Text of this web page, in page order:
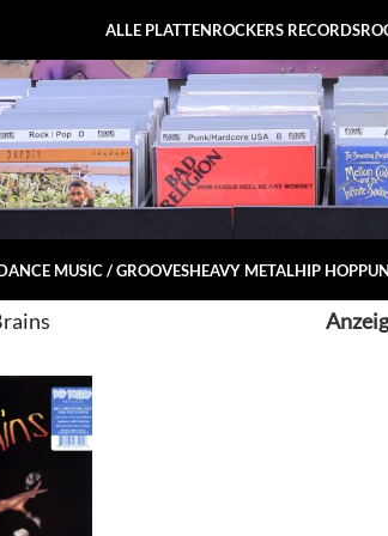
ALLE PLATTENROCKERS RECORDS
MUSIC / GROOVESHEAVY METALHIP HOP